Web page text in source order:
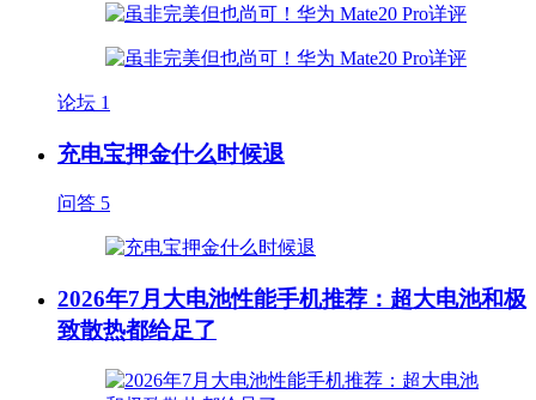
论坛 1
充电宝押金什么时候退
问答 5
2026年7月大电池性能手机推荐：超大电池和极
致散热都给足了